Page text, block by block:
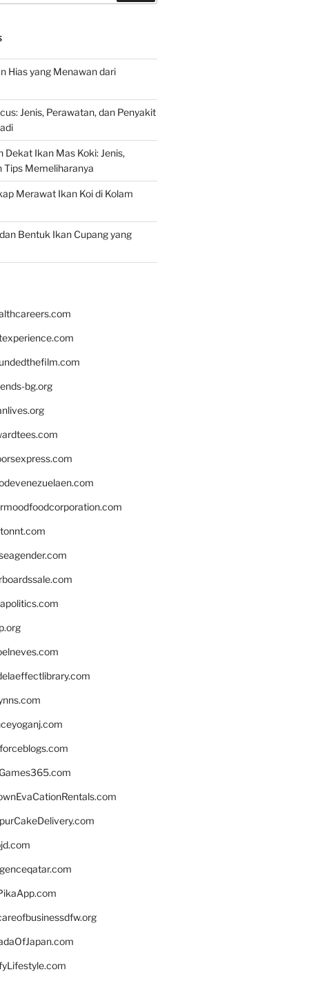
Hias yang Menawan dari
Jenis, Perawatan, dan Penyakit
Dekat Ikan Mas Koki: Jenis,
Tips Memeliharanya
Merawat Ikan Koi di Kolam
Bentuk Ikan Cupang yang
bg.org